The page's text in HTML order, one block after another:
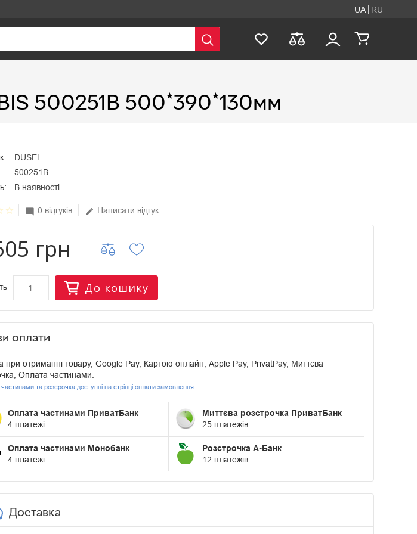
UA RU
500251В 500*390*130мм
DUSEL
500251B
В наявності
star_border mode_comment 0 відгуків edit Написати відгук
грн
До кошику
оплати
при отриманні товару, Google Pay, Картою онлайн, Apple Pay, PrivatPay, Миттєва
Оплата частинами.
та розсрочка доступні на стрінці оплати замовлення
Оплата частинами ПриватБанк
4 платежі
Миттєва розстрочка ПриватБанк
25 платежів
Оплата частинами Монобанк
4 платежі
Розстрочка А-Банк
12 платежів
Доставка